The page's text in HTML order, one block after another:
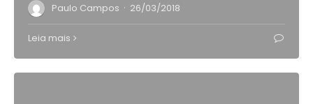
Paulo Campos · 26/03/2018
Leia mais